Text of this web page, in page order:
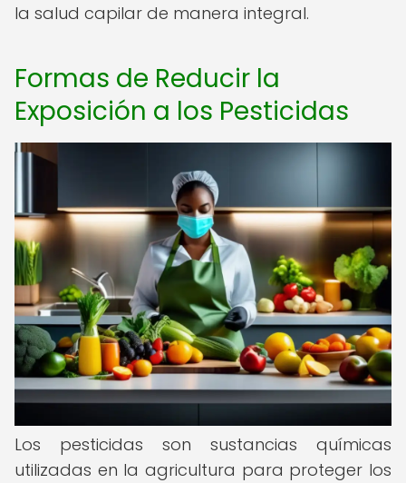
la salud capilar de manera integral.
Formas de Reducir la
Exposición a los Pesticidas
Los pesticidas son sustancias químicas
utilizadas en la agricultura para proteger los